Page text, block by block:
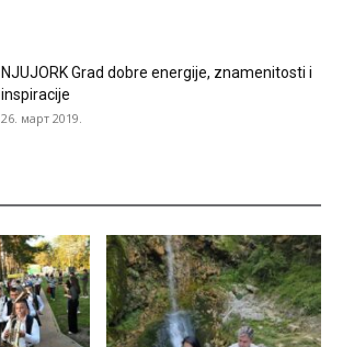
NJUJORK Grad dobre energije, znamenitosti i
inspiracije
26. март 2019.